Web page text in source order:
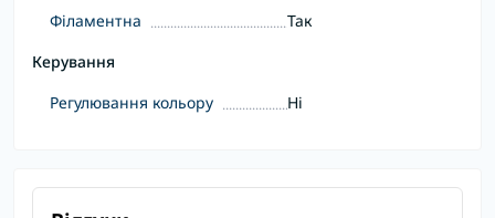
Філаментна
Так
Керування
Регулювання кольору
Ні